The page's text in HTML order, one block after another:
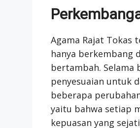
Agama Rajat Tokas
hanya berkembang
bertambah. Selama
penyesuaian untuk
beberapa
yaitu bahwa setiap
kepuasan yang